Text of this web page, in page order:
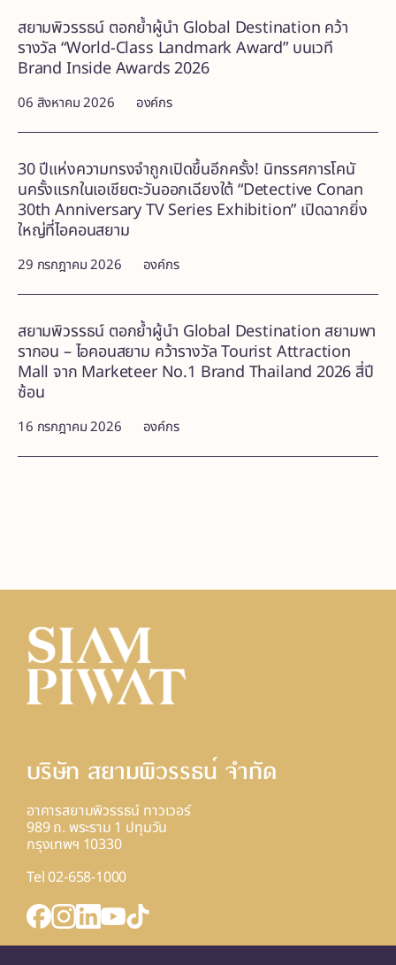
06 สิงหาคม 2026 องค์กร
สยามพิวรรธน์ ตอกย้ำผู้นำ Global Destination คว้า
รางวัล “World-Class Landmark Award” บนเวที
Brand Inside Awards 2026
29 กรกฎาคม 2026 องค์กร
30 ปีแห่งความทรงจำถูกเปิดขึ้นอีกครั้ง! นิทรรศการโคนั
นครั้งแรกในเอเชียตะวันออกเฉียงใต้ “Detective Conan
30th Anniversary TV Series Exhibition” เปิดฉากยิ่ง
ใหญ่ที่ไอคอนสยาม
16 กรกฎาคม 2026 องค์กร
สยามพิวรรธน์ ตอกย้ำผู้นำ Global Destination สยามพา
รากอน – ไอคอนสยาม คว้ารางวัล Tourist Attraction
Mall จาก Marketeer No.1 Brand Thailand 2026 สี่ปี
ซ้อน
บริษัท สยามพิวรรธน์ จํากัด
อาคารสยามพิวรรธน์ ทาวเวอร์
989 ถ. พระราม 1 ปทุมวัน
กรุงเทพฯ 10330
Tel 02-658-1000